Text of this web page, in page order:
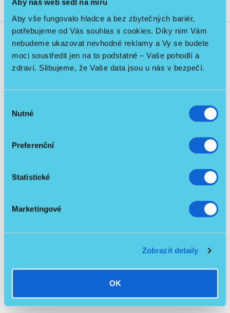
Aby náš web sedl na míru
Aby vše fungovalo hladce a bez zbytečných bariér,
potřebujeme od Vás souhlas s cookies. Díky nim Vám
nebudeme ukazovat nevhodné reklamy a Vy se budete
moci soustředit jen na to podstatné – Vaše pohodlí a
zdraví. Slibujeme, že Vaše data jsou u nás v bezpečí.
souhlasu
Nutné
Preferenční
Statistické
Marketingové
Zobrazit detaily
OK
Související produkty
Skladem
Doprava PPL zdarma
Sleva
Včetně hrazdy
22 990 Kč
19 633,93 Kčbez DPH